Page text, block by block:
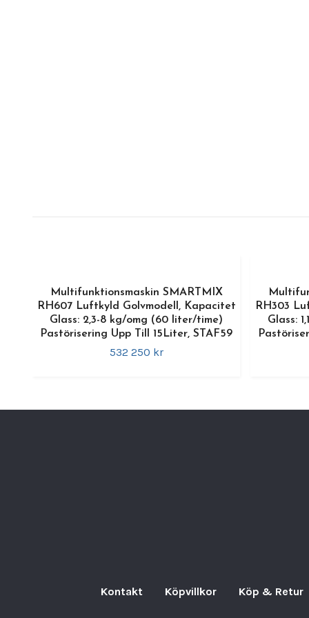
Multifunktionsmaskin SMARTMIX
RH607 Luftkyld Golvmodell, Kapacitet
Glass: 2,3-8 kg/omg (60 liter/time)
Pastörisering Upp Till 15Liter, STAF59
532 250 kr
RH303
Glass:
Kontakt Köpvillkor Köp & Retur